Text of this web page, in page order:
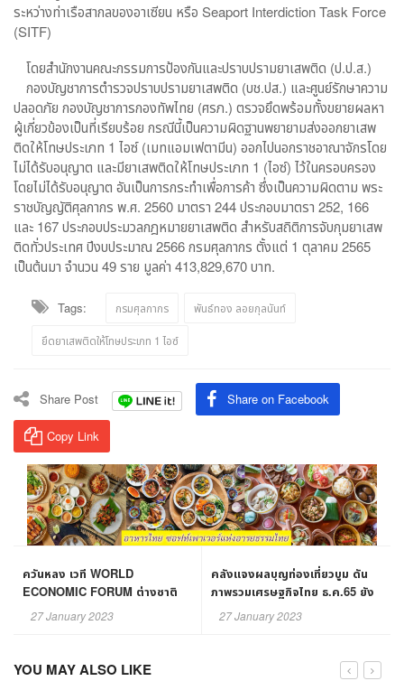
ระหว่างท่าเรือสากลของอาเซียน หรือ Seaport Interdiction Task Force
(SITF)
โดยสำนักงานคณะกรรมการป้องกันและปราบปรามยาเสพติด (ป.ป.ส.)
กองบัญชาการตำรวจปราบปรามยาเสพติด (บช.ปส.) และศูนย์รักษาความ
ปลอดภัย กองบัญชาการกองทัพไทย (ศรภ.) ตรวจยึดพร้อมทั้งขยายผลหา
ผู้เกี่ยวข้องเป็นที่เรียบร้อย กรณีนี้เป็นความผิดฐานพยายามส่งออกยาเสพ
ติดให้โทษประเภท 1 ไอซ์ (เมทแอมเฟตามีน) ออกไปนอกราชอาณาจักรโดย
ไม่ได้รับอนุญาต และมียาเสพติดให้โทษประเภท 1 (ไอซ์) ไว้ในครอบครอง
โดยไม่ได้รับอนุญาต อันเป็นการกระทำเพื่อการค้า ซึ่งเป็นความผิดตาม พระ
ราชบัญญัติศุลกากร พ.ศ. 2560 มาตรา 244 ประกอบมาตรา 252, 166
และ 167 ประกอบประมวลกฎหมายยาเสพติด สำหรับสถิติการจับกุมยาเสพ
ติดทั่วประเทศ ปีงบประมาณ 2566 กรมศุลกากร ตั้งแต่ 1 ตุลาคม 2565
เป็นต้นมา จำนวน 49 ราย มูลค่า 413,829,670 บาท.
Tags: กรมศุลกากร พันธ์ทอง ลอยกุลนันท์
ยึดยาเสพติดให้โทษประเภท 1 ไอซ์
Share Post Share on Facebook
Copy Link
ควันหลง เวที WORLD
ECONOMIC FORUM ต่างชาติ
ยก ระบบสาธารณสุขไทย สุดแกร่ง!
27 January 2023
คลังแจงผลบุญท่องเที่ยวบูม ดัน
ภาพรวมเศรษฐกิจไทย ธ.ค.65 ยัง
แกร่ง
27 January 2023
YOU MAY ALSO LIKE